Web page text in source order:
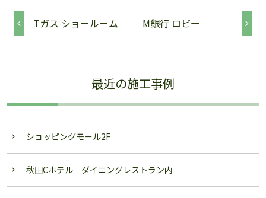
投稿ナビゲーション
Tガス ショールーム M銀行 ロビー
最近の施工事例
ショッピングモール2F
秋田Cホテル ダイニングレストラン内